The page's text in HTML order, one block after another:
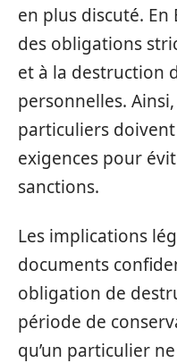
en plus discuté. En
des obligations
et à la destruction
personnelles.
particuliers
exigences pour
sanctions.
Les implications
documents
obligation de
période de
qu’un particulier